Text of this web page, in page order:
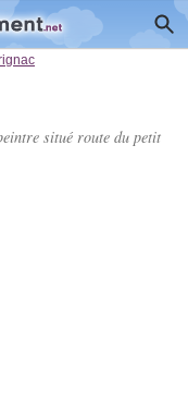
situé route du petit